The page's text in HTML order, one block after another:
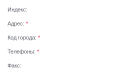
Индекс:
Адрес: *
Код города: *
Телефоны: *
Факс: